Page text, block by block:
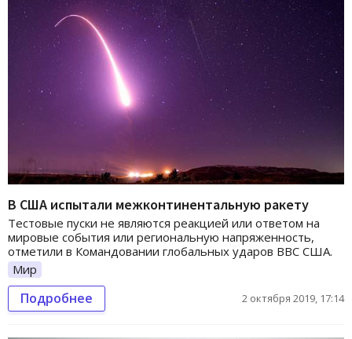
В США испытали межконтинентальную ракету
Тестовые пуски не являются реакцией или ответом на
мировые события или региональную напряженность,
отметили в Командовании глобальных ударов ВВС США.
Мир
Подробнее 2 октября 2019, 17:14